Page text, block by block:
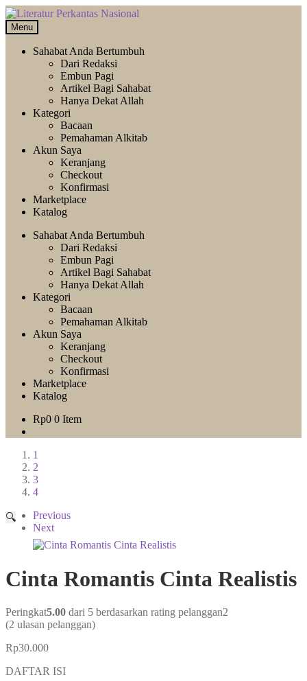
Skip
to
navigation
Langsung
ke
isi
Menu
Sahabat Anda Bertumbuh
Dari Redaksi
Embun Pagi
Artikel Bagi Sahabat
Hanya Dekat Allah
Kategori
Bacaan
Pemahaman Alkitab
Akun Saya
Keranjang
Checkout
Konfirmasi
Marketplace
Katalog
Sahabat Anda Bertumbuh
Dari Redaksi
Embun Pagi
Artikel Bagi Sahabat
Hanya Dekat Allah
Kategori
Bacaan
Pemahaman Alkitab
Akun Saya
Keranjang
Checkout
Konfirmasi
Marketplace
Katalog
Rp0 0 Item
1
2
3
4
Previous
Next
🔍
Cinta Romantis Cinta Realistis
Peringkat5.00 dari 5 berdasarkan rating pelanggan2
(2 ulasan pelanggan)
Rp30.000
DAFTAR ISI